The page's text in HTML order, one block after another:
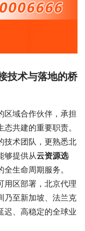
技术与落地的桥
区域合作伙伴，承担
共建的重要职责。
技术团队，更熟悉北
够提供从云资源选
全生命周期服务。
用区部署，北京代理
乃至新加坡、法兰克
迟、高稳定的全球业